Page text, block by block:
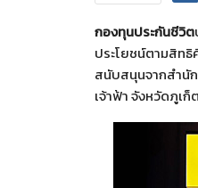
กองทุนประกันชีวิต
ประโยชน์ตามสิท
สนับสนุนจากสำนั
เจ้าฟ้า จังหวัดภูเ